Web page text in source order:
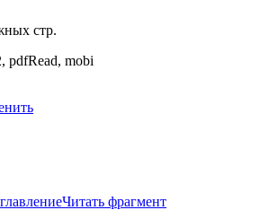
стр.
pdfRead, mobi
Читать фрагмент